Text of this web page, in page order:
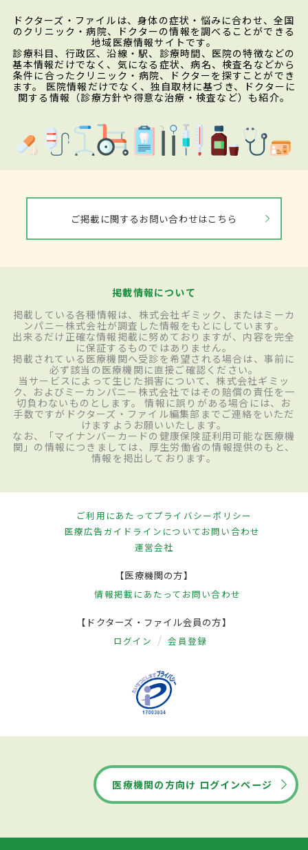
ドクターズ・ファイルは、身体の症状・悩みに合わせ、全国
のクリニック・病院、ドクターの情報を調べることができる
地域医療情報サイトです。
診療科目、行政区、沿線・駅、診療時間、医院の特徴などの
基本情報だけでなく、気になる症状、病名、検査名などから
条件に合ったクリニック・病院、ドクターを探すことができ
ます。 医院情報だけでなく、独自取材に基づき、ドクターに
関する情報（診療方針や得意な治療・検査など）も紹介。
ご掲載に関するお問い合わせはこちら
掲載情報について
掲載している各種情報は、株式会社ギミック、またはミーカ
ンパニー株式会社が調査した情報をもとにしています。
出来るだけ正確な情報掲載に努めておりますが、内容を完全
に保証するものではありません。
掲載されている医療機関へ受診を希望される場合は、事前に
必ず該当の医療機関に直接ご確認ください。
当サービスによって生じた損害について、株式会社ギミッ
ク、およびミーカンパニー株式会社ではその賠償の責任を一
切負わないものとします。 情報に誤りがある場合には、お
手数ですがドクターズ・ファイル編集部までご連絡をいただ
けますようお願いいたします。
なお、「マイナンバーカードの健康保険証利用可能な医療機
関」の情報につきましては、厚生労働省の情報提供のもと、
情報を掲出しております。
ご利用にあたってプライバシーポリシー
医療広告ガイドラインについてお問い合わせ
運営会社
【医療機関の方】
情報掲載にあたって お問い合わせ
【ドクターズ・ファイル会員の方】
ログイン 会員登録
医療機関の方向け ログインページ